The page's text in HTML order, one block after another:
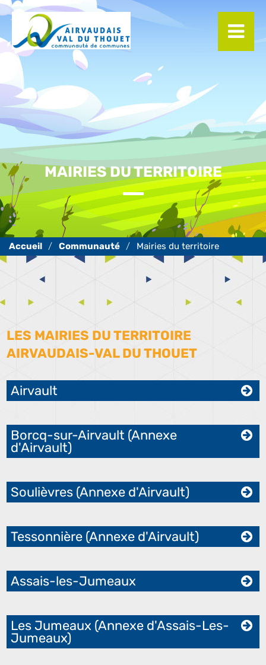
Communauté Mairies du territoire
MAIRIES DU TERRITOIRE
LES MAIRIES DU TERRITOIRE
AIRVAUDAIS-VAL DU THOUET
Airvault
Borcq-sur-Airvault (Annexe
d'Airvault)
Soulièvres (Annexe d'Airvault)
Tessonnière (Annexe d'Airvault)
Assais-les-Jumeaux
Les Jumeaux (Annexe d'Assais-Les-
Jumeaux)
Panneau de gestion des cookies